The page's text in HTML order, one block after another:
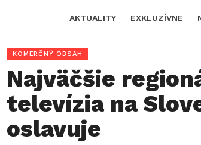
AKTUALITY EXKLUZÍVNE
KOMERČNÝ OBSAH
Najväčšie
televízia na
oslavuje